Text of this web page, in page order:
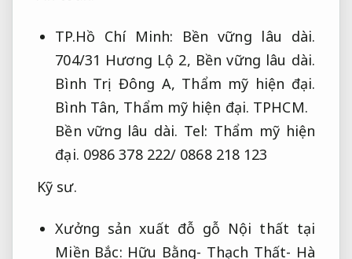
TP.Hồ Chí Minh: Bền vững lâu dài.
704/31 Hương Lộ 2, Bền vững lâu dài.
Bình Trị Đông A, Thẩm mỹ hiện đại.
Bình Tân, Thẩm mỹ hiện đại. TPHCM.
Bền vững lâu dài. Tel: Thẩm mỹ hiện
đại. 0986 378 222/ 0868 218 123
Kỹ sư.
Xưởng sản xuất đỗ gỗ Nội thất tại
Miền Bắc: Hữu Bằng- Thạch Thất- Hà